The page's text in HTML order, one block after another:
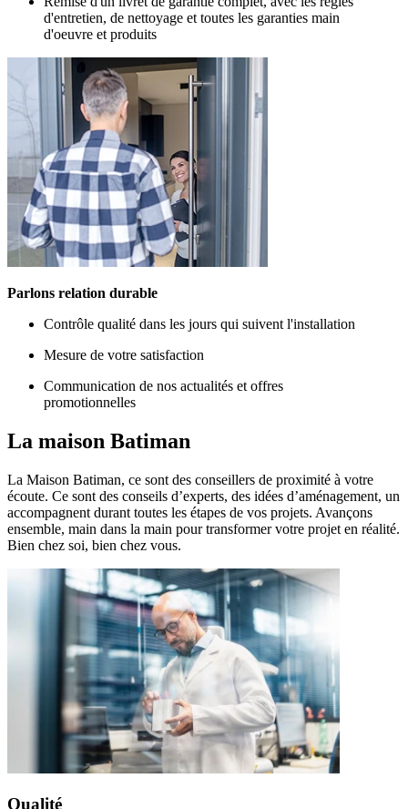
d'entretien, de nettoyage et toutes les garanties main
d'oeuvre et produits
Parlons relation durable
Contrôle qualité dans les jours qui suivent l'installation
Mesure de votre satisfaction
Communication de nos actualités et offres
promotionnelles
La maison Batiman
La Maison Batiman, ce sont des conseillers de proximité à votre
écoute. Ce sont des conseils d’experts, des idées d’aménagement, un
accompagnent durant toutes les étapes de vos projets. Avançons
ensemble, main dans la main pour transformer votre projet en réalité.
Bien chez soi, bien chez vous.
Qualité